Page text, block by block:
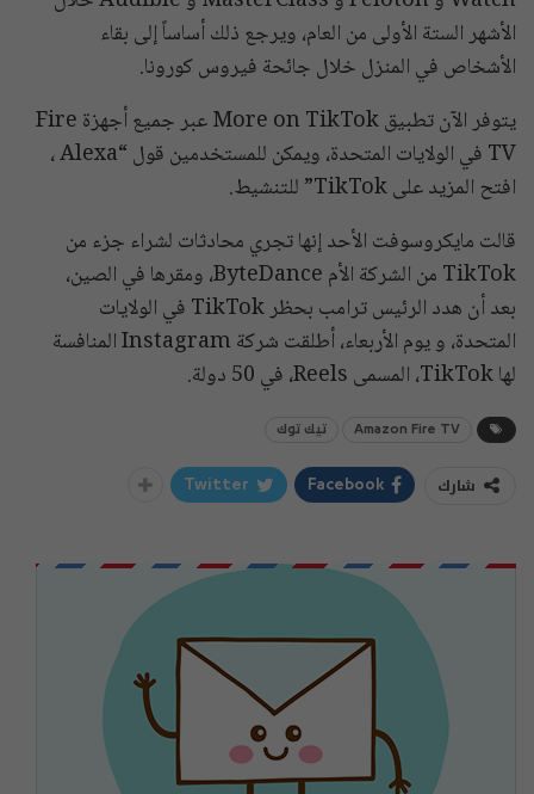
الأشهر الستة الأولى من العام، ويرجع ذلك أساساً إلى بقاء
الأشخاص في المنزل خلال جائحة فيروس كورونا.
يتوفر الآن تطبيق More on TikTok عبر جميع أجهزة Fire
TV في الولايات المتحدة، ويمكن للمستخدمين قول “Alexa ،
افتح المزيد على TikTok” للتنشيط.
قالت مايكروسوفت الأحد إنها تجري محادثات لشراء جزء من
TikTok من الشركة الأم ByteDance، ومقرها في الصين،
بعد أن هدد الرئيس ترامب بحظر TikTok في الولايات
المتحدة، و يوم الأربعاء، أطلقت شركة Instagram المنافسة
لها TikTok، المسمى Reels، في 50 دولة.
Amazon Fire TV تيك توك
شارك Facebook
Twitter